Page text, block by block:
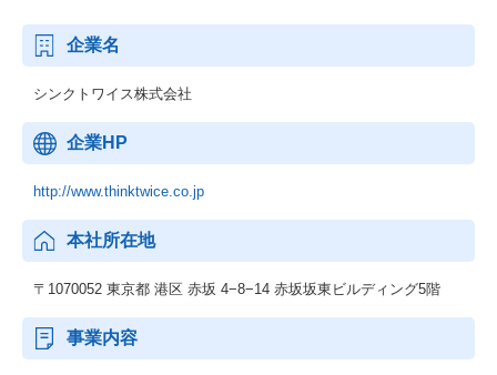
企業名
シンクトワイス株式会社
企業HP
http://www.thinktwice.co.jp
本社所在地
〒1070052 東京都 港区 赤坂 4−8−14 赤坂坂東ビルディング5階
事業内容